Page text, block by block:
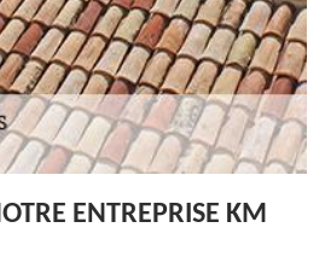
ENTREPRISE KM